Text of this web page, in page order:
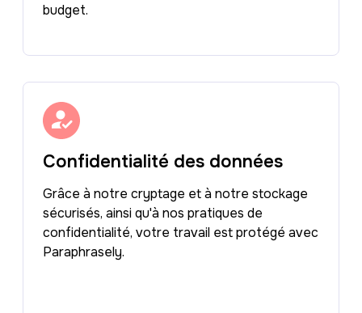
budget.
Confidentialité des données
Grâce à notre cryptage et à notre stockage
sécurisés, ainsi qu'à nos pratiques de
confidentialité, votre travail est protégé avec
Paraphrasely.